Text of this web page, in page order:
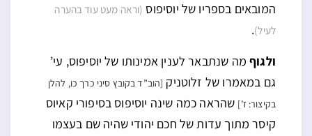
המובאים בספריו של יוסיפוס (וראה מעט עוד בהערה
לעיל).
ולגוףמה שנתבאר לענין אמינותו של יוסיפוס, עי’
גם במאמרו של זלוטניק [הוב”ד בקובץ סיני כרך כו, להלן
בקיצור: ז’] שהראה כמה שינה יוסיפוס בסיפורי קאיוס
קיסר מתוך עדות של חכם יהודי שהיה שם בעצמו